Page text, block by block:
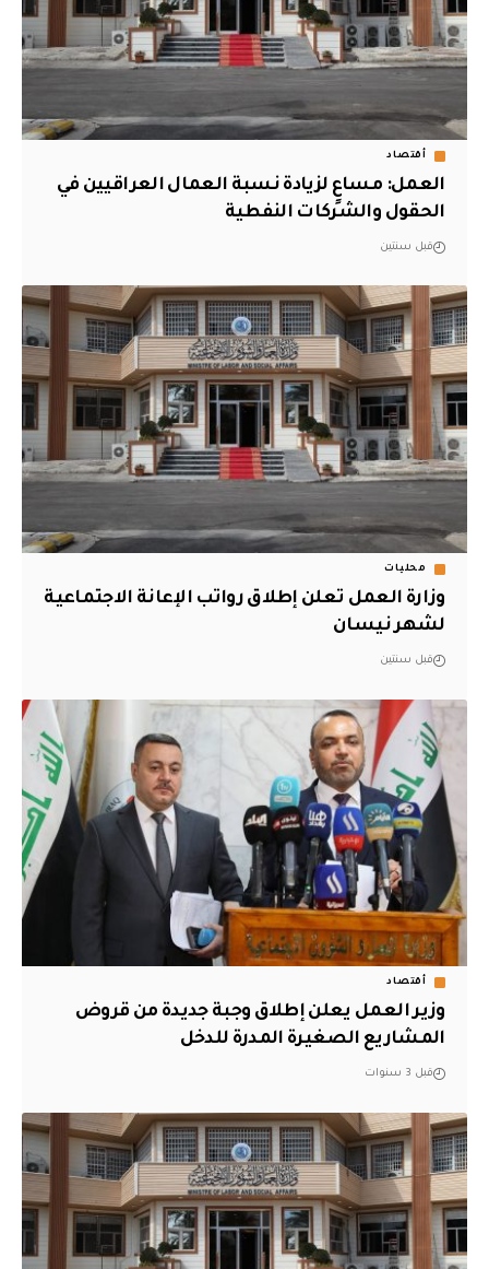
أقتصاد
العمل: مساعٍ لزيادة نسبة العمال العراقيين في
الحقول والشركات النفطية
قبل سنتين
محليات
وزارة العمل تعلن إطلاق رواتب الإعانة الاجتماعية
لشهر نيسان
قبل سنتين
أقتصاد
وزير العمل يعلن إطلاق وجبة جديدة من قروض
المشاريع الصغيرة المدرة للدخل
قبل 3 سنوات